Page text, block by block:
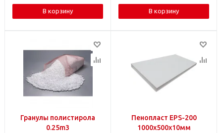
В корзину В корзину
Гранулы полистирола
0.25m3
Пенопласт EPS-200
1000x500x10мм